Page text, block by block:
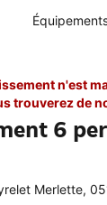
n'est
trouverez de
6
Merlette,